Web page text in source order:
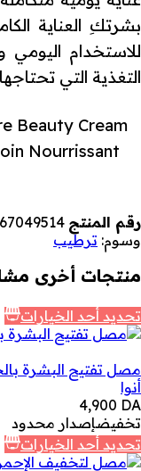
بشرتكِ العناية
للاستخدام
التغذية التي
Beauty Cream
Nourrissant
رقم المنتج
وسوم: ترطيب
منتجات أخرى
تحديد أحد الخيارات
مصل تفتيح البشرة
أنوا
4,900 DA
تخفيضإصدار محدود
تحديد أحد الخيارات